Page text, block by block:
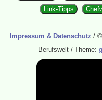
Link-Tipps
Impressum & Datenschutz / ©
Berufswelt / Theme: